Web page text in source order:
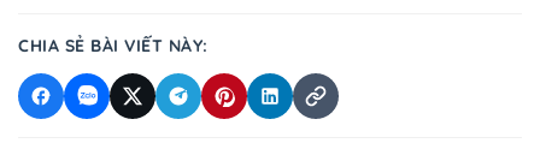
CHIA SẺ BÀI VIẾT NÀY: